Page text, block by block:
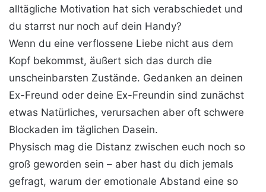
alltägliche Motivation hat sich verabschiedet und
du starrst nur noch auf dein Handy?
Wenn du eine verflossene Liebe nicht aus dem
Kopf bekommst, äußert sich das durch die
unscheinbarsten Zustände. Gedanken an deinen
Ex-Freund oder deine Ex-Freundin sind zunächst
etwas Natürliches, verursachen aber oft schwere
Blockaden im täglichen Dasein.
Physisch mag die Distanz zwischen euch noch so
groß geworden sein – aber hast du dich jemals
gefragt, warum der emotionale Abstand eine so